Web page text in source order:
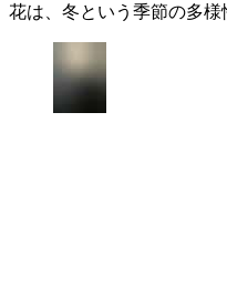
花は、冬という季節の多様